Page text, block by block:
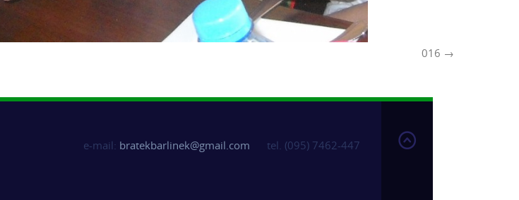
016
e-mail: bratekbarlinek@gmail.com tel. (095) 7462-447